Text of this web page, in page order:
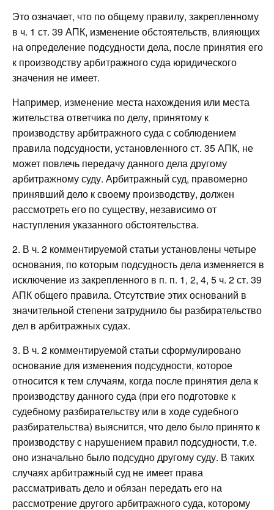
Это означает, что по общему правилу, закрепленному
в ч. 1 ст. 39 АПК, изменение обстоятельств, влияющих
на определение подсудности дела, после принятия его
к производству арбитражного суда юридического
значения не имеет.
Например, изменение места нахождения или места
жительства ответчика по делу, принятому к
производству арбитражного суда с соблюдением
правила подсудности, установленного ст. 35 АПК, не
может повлечь передачу данного дела другому
арбитражному суду. Арбитражный суд, правомерно
принявший дело к своему производству, должен
рассмотреть его по существу, независимо от
наступления указанного обстоятельства.
2. В ч. 2 комментируемой статьи установлены четыре
основания, по которым подсудность дела изменяется в
исключение из закрепленного в п. п. 1, 2, 4, 5 ч. 2 ст. 39
АПК общего правила. Отсутствие этих оснований в
значительной степени затруднило бы разбирательство
дел в арбитражных судах.
3. В ч. 2 комментируемой статьи сформулировано
основание для изменения подсудности, которое
относится к тем случаям, когда после принятия дела к
производству данного суда (при его подготовке к
судебному разбирательству или в ходе судебного
разбирательства) выяснится, что дело было принято к
производству с нарушением правил подсудности, т.е.
оно изначально было подсудно другому суду. В таких
случаях арбитражный суд не имеет права
рассматривать дело и обязан передать его на
рассмотрение другого арбитражного суда, которому